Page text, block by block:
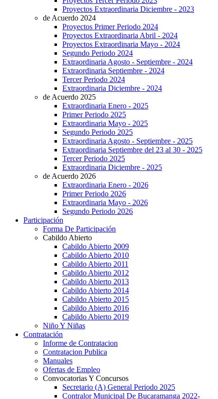
Proyectos Extraordinaria Diciembre - 2023
de Acuerdo 2024
Proyectos Primer Periodo 2024
Proyectos Extraordinaria Abril - 2024
Proyectos Extraordinaria Mayo - 2024
Segundo Periodo 2024
Extraordinaria Agosto - Septiembre - 2024
Extraordinaria Septiembre - 2024
Tercer Periodo 2024
Extraordinaria Diciembre - 2024
de Acuerdo 2025
Extraordinaria Enero - 2025
Primer Periodo 2025
Extraordinaria Mayo - 2025
Segundo Periodo 2025
Extraordinaria Agosto - Septiembre - 2025
Extraordinaria Septiembre del 23 al 30 - 2025
Tercer Periodo 2025
Extraordinaria Diciembre - 2025
de Acuerdo 2026
Extraordinaria Enero - 2026
Primer Periodo 2026
Extraordinaria Mayo - 2026
Segundo Periodo 2026
Participación
Forma De Participación
Cabildo Abierto
Cabildo Abierto 2009
Cabildo Abierto 2010
Cabildo Abierto 2011
Cabildo Abierto 2012
Cabildo Abierto 2013
Cabildo Abierto 2014
Cabildo Abierto 2015
Cabildo Abierto 2016
Cabildo Abierto 2019
Niño Y Niñas
Contratación
Informe de Contratacion
Contratacion Publica
Manuales
Ofertas de Empleo
Convocatorias Y Concursos
Secretario (A) General Periodo 2025
Contralor Municipal De Bucaramanga 2022-